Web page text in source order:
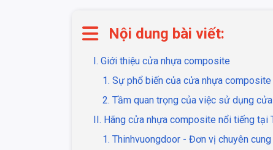
Nội dung bài viết:
I. Giới thiệu cửa nhựa composite
1. Sự phổ biến của cửa nhựa composite
2. Tầm quan trọng của việc sử dụng
II. Hãng cửa nhựa composite nổi tiếng tại
1. Thinhvuongdoor - Đơn vị chuyên